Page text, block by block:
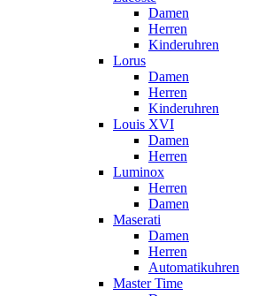
Damen
Herren
Kinderuhren
Lorus
Damen
Herren
Kinderuhren
Louis XVI
Damen
Herren
Luminox
Herren
Damen
Maserati
Damen
Herren
Automatikuhren
Master Time